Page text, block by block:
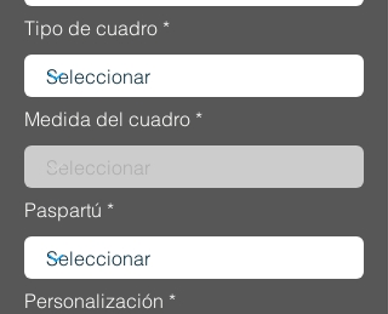
Tipo de cuadro
Medida del cuadro
Paspartú
Personalización